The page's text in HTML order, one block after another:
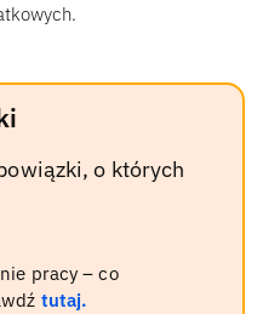
o których
pracy – co
tutaj.